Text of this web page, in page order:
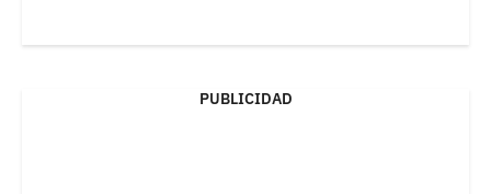
PUBLICIDAD